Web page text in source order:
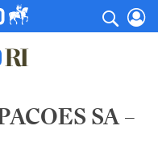
SA –